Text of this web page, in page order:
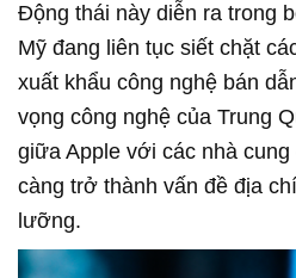
Động thái này diễn ra trong
Mỹ đang liên tục siết chặt
xuất khẩu công nghệ bán
vọng công nghệ của Trung
giữa Apple với các nhà
càng trở thành vấn đề địa
lưỡng.